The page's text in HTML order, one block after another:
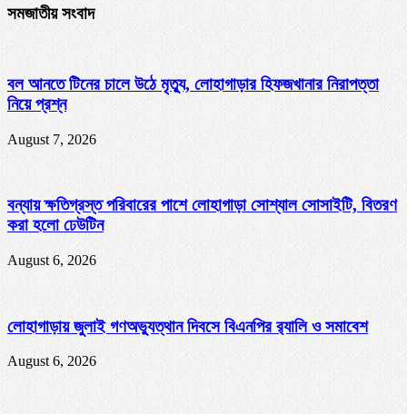
সমজাতীয় সংবাদ
বল আনতে টিনের চালে উঠে মৃত্যু, লোহাগাড়ার হিফজখানার নিরাপত্তা
নিয়ে প্রশ্ন
August 7, 2026
বন্যায় ক্ষতিগ্রস্ত পরিবারের পাশে লোহাগাড়া সোশ্যাল সোসাইটি, বিতরণ
করা হলো ঢেউটিন
August 6, 2026
লোহাগাড়ায় জুলাই গণঅভ্যুত্থান দিবসে বিএনপির র‌্যালি ও সমাবেশ
August 6, 2026